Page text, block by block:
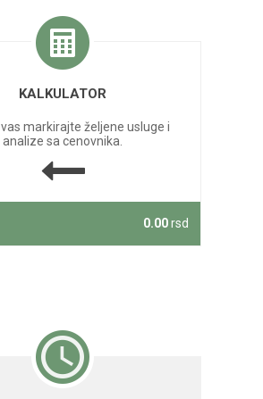
KALKULATOR
markirajte željene usluge i
analize sa cenovnika.
0.00rsd